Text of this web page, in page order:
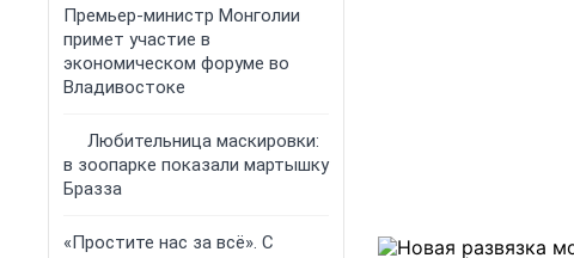
Премьер‑министр Монголии
примет участие в
экономическом форуме во
Владивостоке
Любительница маскировки:
в зоопарке показали мартышку
Бразза
«Простите нас за всё». С